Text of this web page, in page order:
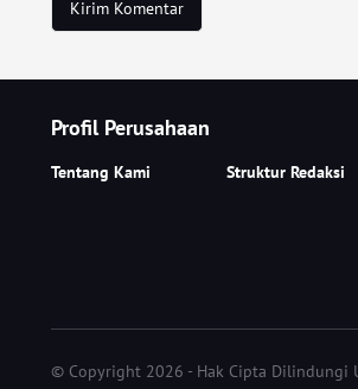
Profil Perusahaan
Tentang Kami Struktur Redaksi
© Copyright 2026 - Hak Cipta Dilindungi